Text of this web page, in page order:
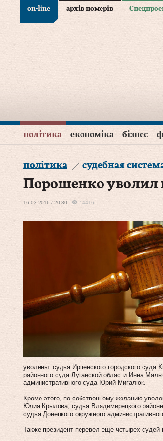
on-line архів номерів
політика економіка бізнес
політика судебная
Порошенко уволил
16.03.2016 / 20:30 14416
уволены: судья Ирпенского городского суда
районного суда Луганской области Инна
административного суда Юрий Мигалюк.
Кроме этого, по собственному желанию
Юлия Крылова, судья Владимирецкого
судья Донецкого окружного
Также президент перевел еще четырех